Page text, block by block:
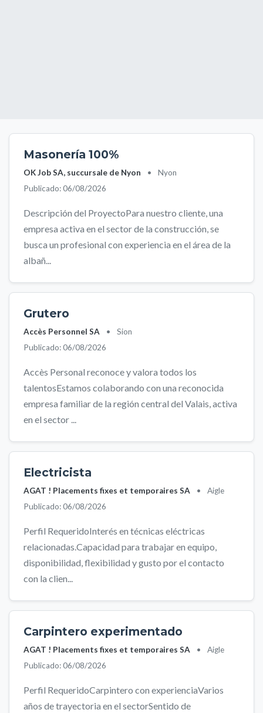
Masonería 100%
OK Job SA, succursale de Nyon •
Nyon
Publicado: 06/08/2026
Descripción del ProyectoPara nuestro cliente, una
empresa activa en el sector de la construcción, se
busca un profesional con experiencia en el área de la
albañ...
Grutero
Accès Personnel SA •
Sion
Publicado: 06/08/2026
Accès Personal reconoce y valora todos los
talentosEstamos colaborando con una reconocida
empresa familiar de la región central del Valais, activa
en el sector ...
Electricista
AGAT ! Placements fixes et temporaires SA •
Aigle
Publicado: 06/08/2026
Perfil RequeridoInterés en técnicas eléctricas
relacionadas.Capacidad para trabajar en equipo,
disponibilidad, flexibilidad y gusto por el contacto
con la clien...
Carpintero experimentado
AGAT ! Placements fixes et temporaires SA •
Aigle
Publicado: 06/08/2026
Perfil RequeridoCarpintero con experienciaVarios
años de trayectoria en el sectorSentido de